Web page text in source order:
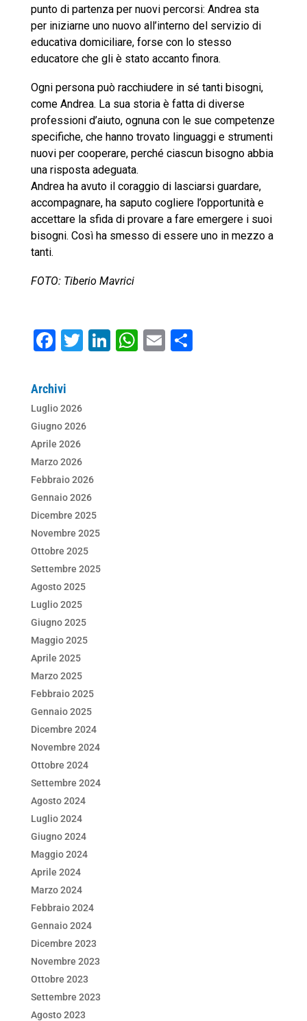
punto di partenza per nuovi percorsi: Andrea sta
per iniziarne uno nuovo all’interno del servizio di
educativa domiciliare, forse con lo stesso
educatore che gli è stato accanto finora.
Ogni persona può racchiudere in sé tanti bisogni,
come Andrea. La sua storia è fatta di diverse
professioni d’aiuto, ognuna con le sue competenze
specifiche, che hanno trovato linguaggi e strumenti
nuovi per cooperare, perché ciascun bisogno abbia
una risposta adeguata.
Andrea ha avuto il coraggio di lasciarsi guardare,
accompagnare, ha saputo cogliere l’opportunità e
accettare la sfida di provare a fare emergere i suoi
bisogni. Così ha smesso di essere uno in mezzo a
tanti.
FOTO: Tiberio Mavrici
F
c
e
b
o
o
k
T Li W E C
Archivi
Luglio 2026
Giugno 2026
Aprile 2026
Marzo 2026
Febbraio 2026
Gennaio 2026
Dicembre 2025
Novembre 2025
Ottobre 2025
Settembre 2025
Agosto 2025
Luglio 2025
Giugno 2025
Maggio 2025
Aprile 2025
Marzo 2025
Febbraio 2025
Gennaio 2025
Dicembre 2024
Novembre 2024
Ottobre 2024
Settembre 2024
Agosto 2024
Luglio 2024
Giugno 2024
Maggio 2024
Aprile 2024
Marzo 2024
Febbraio 2024
Gennaio 2024
Dicembre 2023
Novembre 2023
Ottobre 2023
Settembre 2023
Agosto 2023